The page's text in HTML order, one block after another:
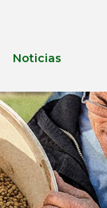
Noticias